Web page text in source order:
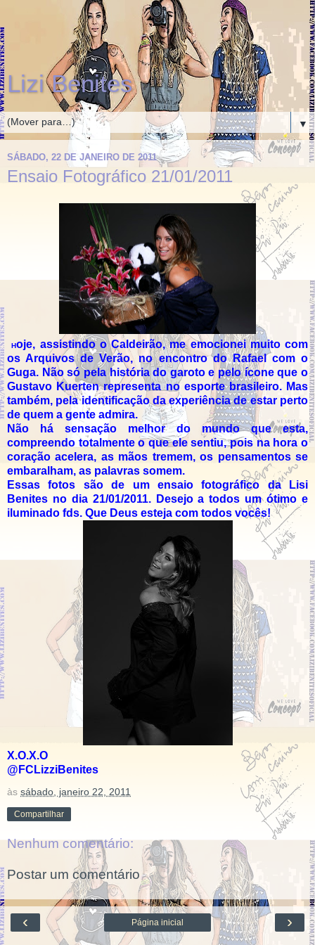
Lizi Benites
▼
SÁBADO, 22 DE JANEIRO DE 2011
Ensaio Fotográfico 21/01/2011
Hoje, assistindo o Caldeirão, me emocionei muito com
os Arquivos de Verão, no encontro do Rafael com o
Guga. Não só pela história do garoto e pelo ícone que o
Gustavo Kuerten representa no esporte brasileiro. Mas
também, pela identificação da experiência de estar perto
de quem a gente admira.
Não há sensação melhor do mundo que esta,
compreendo totalmente o que ele sentiu, pois na hora o
coração acelera, as mãos tremem, os pensamentos se
embaralham, as palavras somem.
Essas fotos são de um ensaio fotográfico da Lisi
Benites no dia 21/01/2011. Desejo a todos um ótimo e
iluminado fds. Que Deus esteja com todos vocês!
X.O.X.O
@FCLizziBenites
às sábado, janeiro 22, 2011
Compartilhar
Nenhum comentário:
Postar um comentário
‹ ›
Página inicial